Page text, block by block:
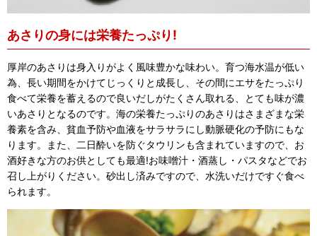
あさりの身には栄養たっぷり!
厚岸のあさりは身入りがよく風味豊かな味わい。育つ海水温が低い
為、長い期間をかけてじっくりと成長し、その間にエサをたっぷり
食べて栄養を蓄えるので良いだしがたくさん取れる、とても味が濃
いあさりとなるのです。海の栄養たっぷりのあさりはさまざまな栄
養素を含み、貧血予防や血液をサラサラにし動脈硬化の予防にもな
ります。また、二日酔いを防ぐタウリンも含まれていますので、お
酒好きな方のお供としても最適!お味噌汁・酒蒸し・パスタなどでお
召し上がりください。砂出し済みですので、水洗いだけですぐ食べ
られます。